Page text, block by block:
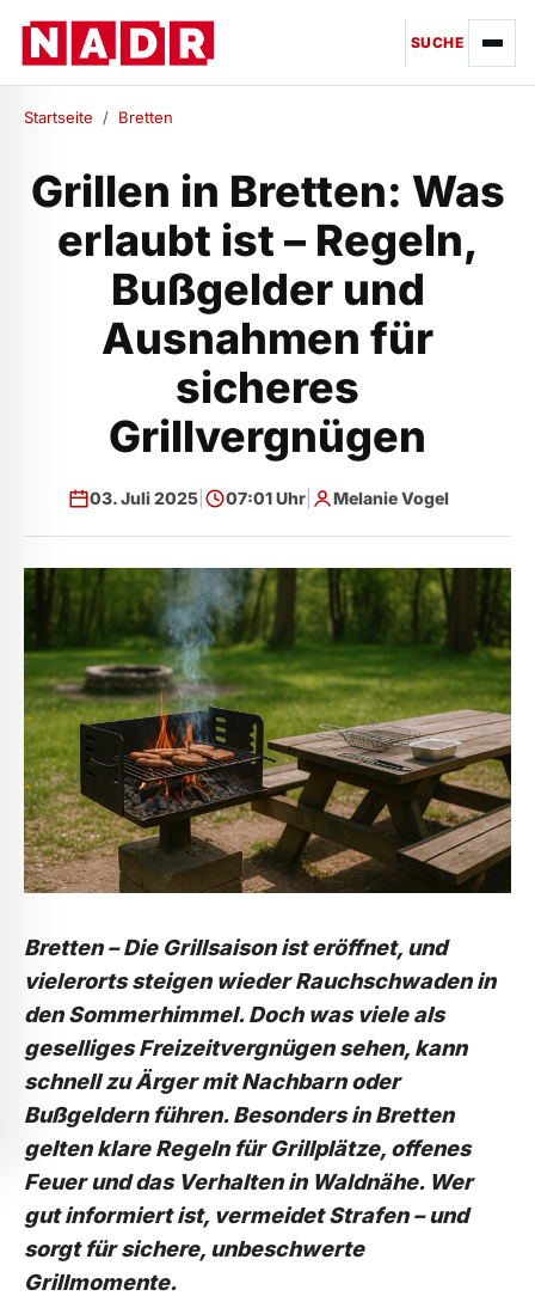
SUCHE
Startseite / Bretten
Grillen in Bretten: Was
erlaubt ist – Regeln,
Bußgelder und
Ausnahmen für
sicheres
Grillvergnügen
03. Juli 2025 07:01 Uhr Melanie Vogel
Bretten –Die Grillsaison ist eröffnet, und
vielerorts steigen wieder Rauchschwaden in
den Sommerhimmel. Doch was viele als
geselliges Freizeitvergnügen sehen, kann
schnell zu Ärger mit Nachbarn oder
Bußgeldern führen. Besonders in Bretten
gelten klare Regeln für Grillplätze, offenes
Feuer und das Verhalten in Waldnähe. Wer
gut informiert ist, vermeidet Strafen – und
sorgt für sichere, unbeschwerte
Grillmomente.